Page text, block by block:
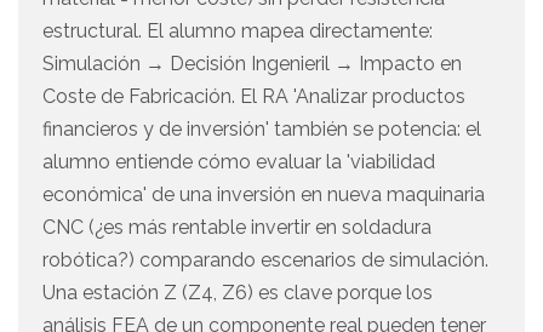
estructural. El alumno mapea directamente:
Simulación → Decisión Ingenieril → Impacto en
Coste de Fabricación. El RA 'Analizar productos
financieros y de inversión' también se potencia: el
alumno entiende cómo evaluar la 'viabilidad
económica' de una inversión en nueva maquinaria
CNC (¿es más rentable invertir en soldadura
robótica?) comparando escenarios de simulación.
Una estación Z (Z4, Z6) es clave porque los
análisis FEA de un componente real pueden tener